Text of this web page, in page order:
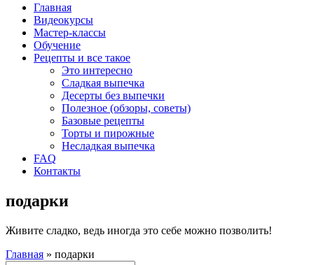
Главная
Видеокурсы
Мастер-классы
Обучение
Рецепты и все такое
Это интересно
Сладкая выпечка
Десерты без выпечки
Полезное (обзоры, советы)
Базовые рецепты
Торты и пирожные
Несладкая выпечка
FAQ
Контакты
подарки
Живите сладко, ведь иногда это себе можно позволить!
Главная » подарки